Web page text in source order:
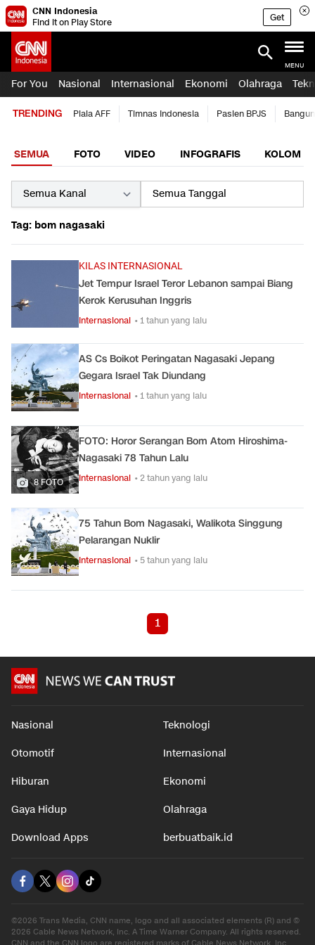
CNN Indonesia
Find it on Play Store
Get
MENU
For You Nasional Internasional Ekonomi Olahraga
TRENDING Piala AFF Timnas Indonesia Pasien BPJS
SEMUA FOTO VIDEO INFOGRAFIS KOLOM
Tag: bom nagasaki
KILAS INTERNASIONAL
Jet Tempur Israel Teror Lebanon sampai Biang
Kerok Kerusuhan Inggris
Internasional • 1 tahun yang lalu
AS Cs Boikot Peringatan Nagasaki Jepang
Gegara Israel Tak Diundang
Internasional • 1 tahun yang lalu
8 FOTO
FOTO: Horor Serangan Bom Atom Hiroshima-
Nagasaki 78 Tahun Lalu
Internasional • 2 tahun yang lalu
75 Tahun Bom Nagasaki, Walikota Singgung
Pelarangan Nuklir
Internasional • 5 tahun yang lalu
1
Nasional Teknologi
Otomotif Internasional
Hiburan Ekonomi
Gaya Hidup Olahraga
Download Apps berbuatbaik.id
©2026 Trans Media, CNN name, logo and all associated elements (R) and ©
2026 Cable News Network, Inc. A Time Warner Company. All rights reserved.